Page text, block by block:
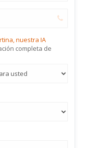
nuestra IA
completa de